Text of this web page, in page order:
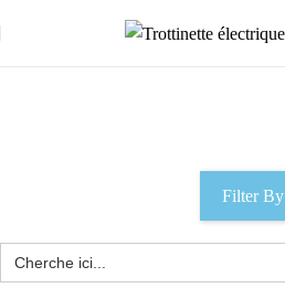
Filter By